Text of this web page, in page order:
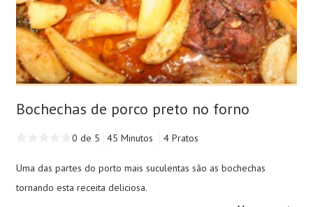
Bochechas de porco preto no forno
0 de 5 45 Minutos 4 Pratos
Uma das partes do porto mais suculentas são as bochechas
tornando esta receita deliciosa.